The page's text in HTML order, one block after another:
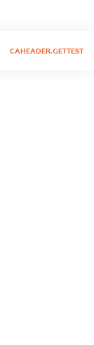
CAHEADER.GETTEST